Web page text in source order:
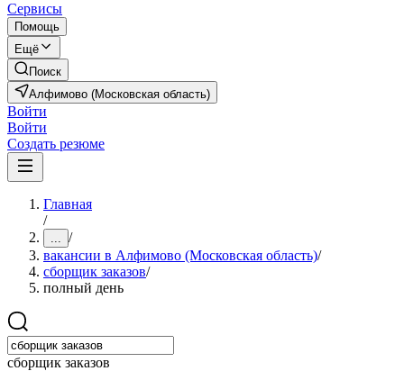
Сервисы
Помощь
Ещё
Поиск
Алфимово (Московская область)
Войти
Войти
Создать резюме
Главная
/
... /
вакансии в Алфимово (Московская область)/
сборщик заказов/
полный день
сборщик заказов